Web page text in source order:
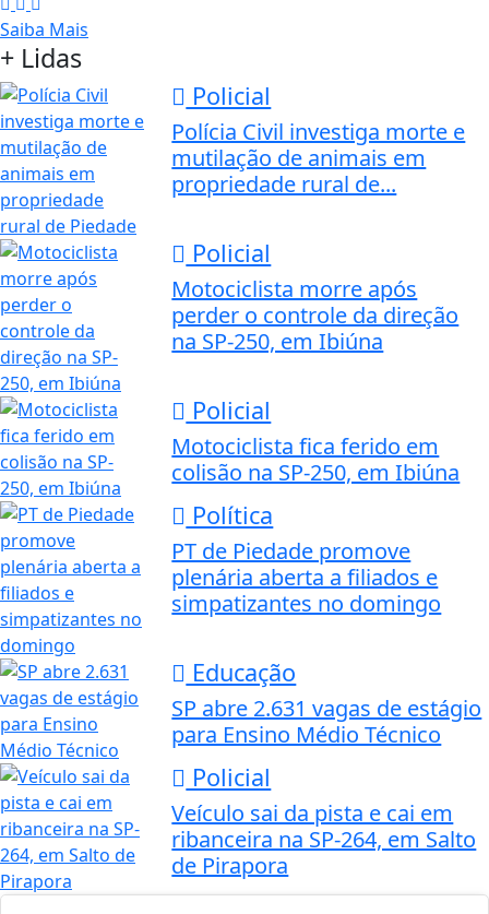
Saiba Mais
+ Lidas
Policial
Polícia Civil investiga morte e
mutilação de animais em
propriedade rural de...
Policial
Motociclista morre após
perder o controle da direção
na SP-250, em Ibiúna
Policial
Motociclista fica ferido em
colisão na SP-250, em Ibiúna
Política
PT de Piedade promove
plenária aberta a filiados e
simpatizantes no domingo
Educação
SP abre 2.631 vagas de estágio
para Ensino Médio Técnico
Policial
Veículo sai da pista e cai em
ribanceira na SP-264, em Salto
de Pirapora